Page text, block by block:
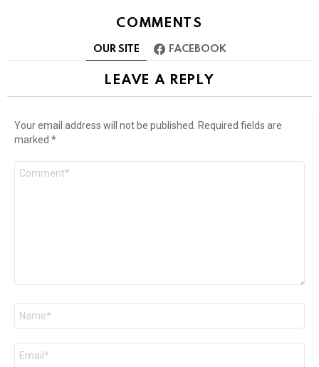
COMMENTS
OUR SITE FACEBOOK
LEAVE A REPLY
Your email address will not be published.
Required fields are
marked *
Comment
Name
Email